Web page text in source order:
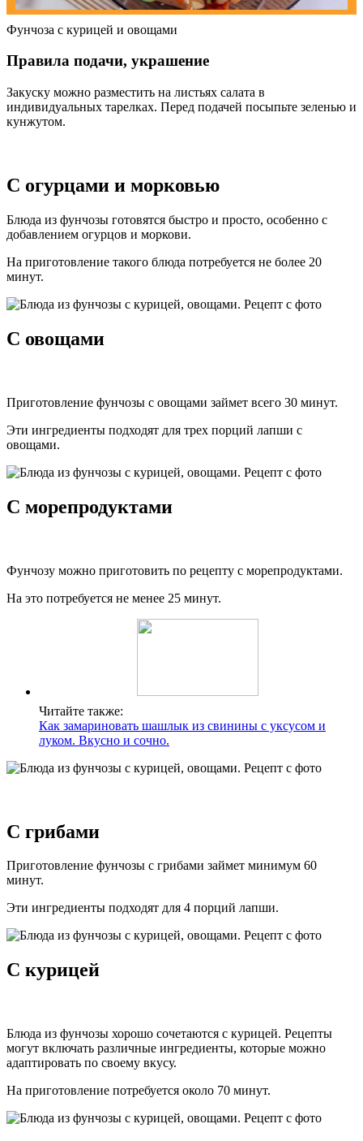
Фунчоза с курицей и овощами
Правила подачи, украшение
Закуску можно разместить на листьях салата в
индивидуальных тарелках. Перед подачей посыпьте зеленью и
кунжутом.
С огурцами и морковью
Блюда из фунчозы готовятся быстро и просто, особенно с
добавлением огурцов и моркови.
На приготовление такого блюда потребуется не более 20
минут.
С овощами
Приготовление фунчозы с овощами займет всего 30 минут.
Эти ингредиенты подходят для трех порций лапши с
овощами.
С морепродуктами
Фунчозу можно приготовить по рецепту с морепродуктами.
На это потребуется не менее 25 минут.
Читайте также:
Как замариновать шашлык из свинины с уксусом и
луком. Вкусно и сочно.
С грибами
Приготовление фунчозы с грибами займет минимум 60
минут.
Эти ингредиенты подходят для 4 порций лапши.
С курицей
Блюда из фунчозы хорошо сочетаются с курицей. Рецепты
могут включать различные ингредиенты, которые можно
адаптировать по своему вкусу.
На приготовление потребуется около 70 минут.